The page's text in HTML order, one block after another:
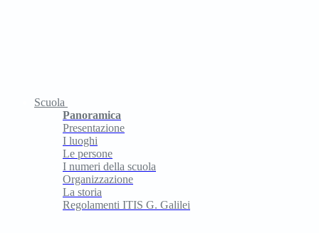
Scuola
Panoramica
Presentazione
I luoghi
Le persone
I numeri della scuola
Organizzazione
La storia
Regolamenti ITIS G. Galilei